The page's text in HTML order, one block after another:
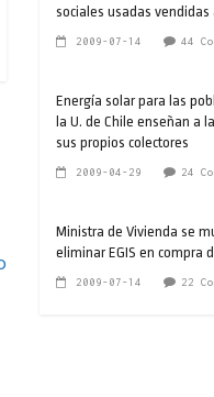
sociales usadas
2009-07-14 44
Energía solar para las
la U. de Chile enseñan a
sus propios colectores
2009-04-29 24
Ministra de Vivienda se
eliminar EGIS en compra
2009-07-14 22